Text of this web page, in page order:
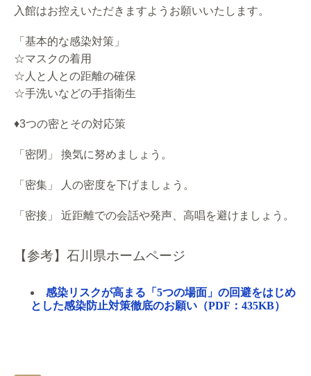
入館はお控えいただきますようお願いいたします。
「基本的な感染対策」
☆マスクの着用
☆人と人との距離の確保
☆手洗いなどの手指衛生
♦3つの密とその対応策
「密閉」 換気に努めましょう。
「密集」 人の密度を下げましょう。
「密接」 近距離での会話や発声、高唱を避けましょう。
【参考】石川県ホームページ
感染リスクが高まる「5つの場面」の回避をはじめ
とした感染防止対策徹底のお願い（PDF：435KB）